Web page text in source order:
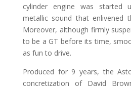
cylinder engine was started
metallic sound that enlivened
Moreover, although firmly
to be a GT before its time,
as fun to drive.
Produced for 9 years, the
concretization of David